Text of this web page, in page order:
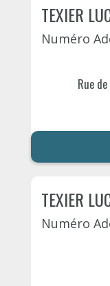
TEXIER
Numéro
Rue
TEXIER
Numéro